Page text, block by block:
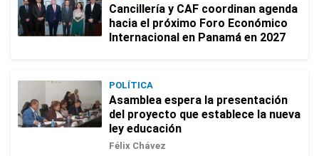
Cancillería y CAF coordinan agenda
hacia el próximo Foro Económico
Internacional en Panamá en 2027
POLÍTICA
Asamblea espera la presentación
del proyecto que establece la nueva
ley educación
Félix Chávez